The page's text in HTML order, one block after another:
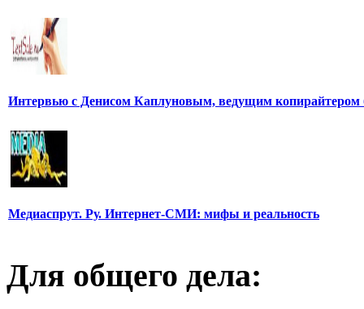
Интервью с Денисом Каплуновым, ведущим копирайтером
Медиаспрут. Ру. Интернет-СМИ: мифы и реальность
Для общего дела: